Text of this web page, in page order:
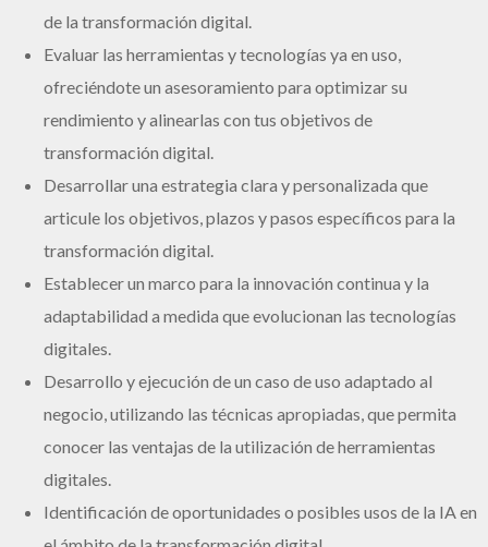
de la transformación digital.
Evaluar las herramientas y tecnologías ya en uso,
ofreciéndote un asesoramiento para optimizar su
rendimiento y alinearlas con tus objetivos de
transformación digital.
Desarrollar una estrategia clara y personalizada que
articule los objetivos, plazos y pasos específicos para la
transformación digital.
Establecer un marco para la innovación continua y la
adaptabilidad a medida que evolucionan las tecnologías
digitales.
Desarrollo y ejecución de un caso de uso adaptado al
negocio, utilizando las técnicas apropiadas, que permita
conocer las ventajas de la utilización de herramientas
digitales.
Identificación de oportunidades o posibles usos de la IA en